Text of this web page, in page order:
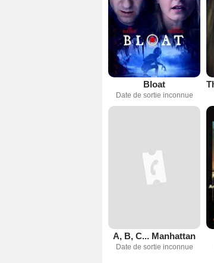
Bloat
Date de sortie inconnue
A, B, C... Manhattan
Date de sortie inconnue